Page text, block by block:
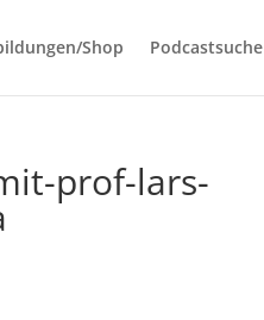
Shop Podcastsuche
prof-lars-